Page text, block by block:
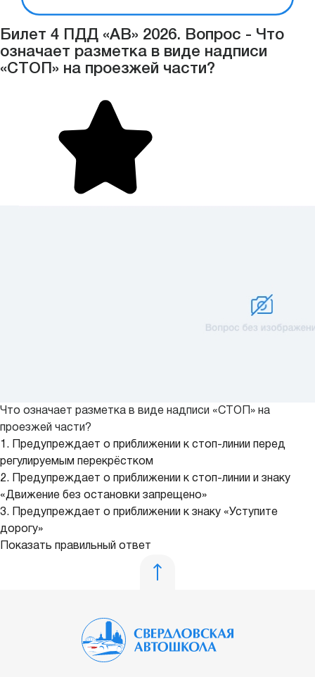
Билет 4 ПДД «АВ» 2026. Вопрос - Что
означает разметка в виде надписи
«СТОП» на проезжей части?
Что означает разметка в виде надписи «СТОП» на
проезжей части?
1. Предупреждает о приближении к стоп-линии перед
регулируемым перекрёстком
2. Предупреждает о приближении к стоп-линии и знаку
«Движение без остановки запрещено»
3. Предупреждает о приближении к знаку «Уступите
дорогу»
Показать правильный ответ